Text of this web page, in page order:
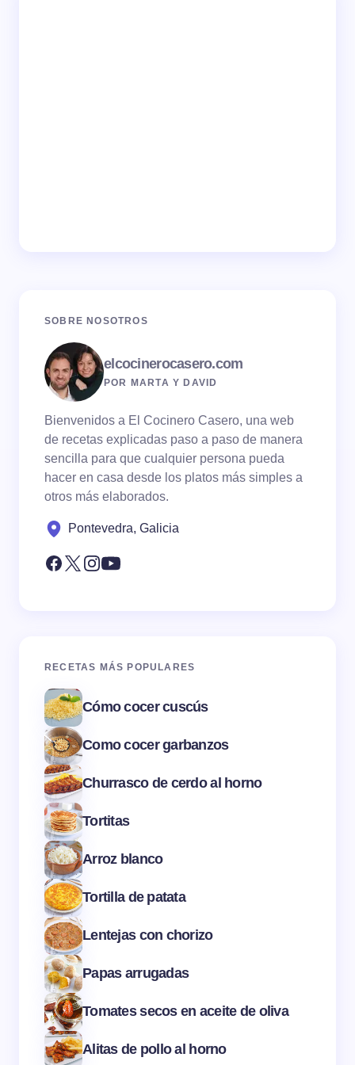
SOBRE NOSOTROS
elcocinerocasero.com
POR MARTA Y DAVID
Bienvenidos a El Cocinero Casero, una web
de recetas explicadas paso a paso de manera
sencilla para que cualquier persona pueda
hacer en casa desde los platos más simples a
otros más elaborados.
Pontevedra, Galicia
RECETAS MÁS POPULARES
Cómo cocer cuscús
Como cocer garbanzos
Churrasco de cerdo al horno
Tortitas
Arroz blanco
Tortilla de patata
Lentejas con chorizo
Papas arrugadas
Tomates secos en aceite de oliva
Alitas de pollo al horno